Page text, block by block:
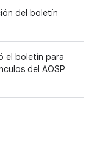
del boletín
el boletín para
del AOSP